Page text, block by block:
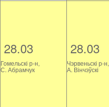
28.03
Гомельскі р-н,
С. Абрамчук
28.03
Чэрвеньскі р-н,
А. Вінчэўскі